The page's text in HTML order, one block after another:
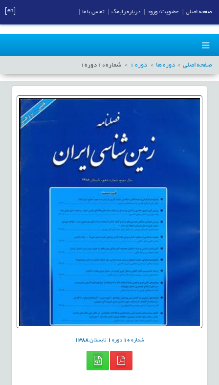
صفحه اصلی دوره ها دوره1 شماره10 دوره1
شماره10 دوره1 تابستان1388
صفحه اصلی عضویت/ ورود درباره رایمگ تماس با ما